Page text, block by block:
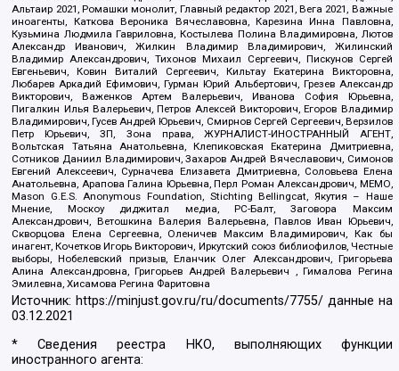
Альтаир 2021, Ромашки монолит, Главный редактор 2021, Вега 2021, Важные
иноагенты, Каткова Вероника Вячеславовна, Карезина Инна Павловна,
Кузьмина Людмила Гавриловна, Костылева Полина Владимировна, Лютов
Александр Иванович, Жилкин Владимир Владимирович, Жилинский
Владимир Александрович, Тихонов Михаил Сергеевич, Пискунов Сергей
Евгеньевич, Ковин Виталий Сергеевич, Кильтау Екатерина Викторовна,
Любарев Аркадий Ефимович, Гурман Юрий Альбертович, Грезев Александр
Викторович, Важенков Артем Валерьевич, Иванова София Юрьевна,
Пигалкин Илья Валерьевич, Петров Алексей Викторович, Егоров Владимир
Владимирович, Гусев Андрей Юрьевич, Смирнов Сергей Сергеевич, Верзилов
Петр Юрьевич, ЗП, Зона права, ЖУРНАЛИСТ-ИНОСТРАННЫЙ АГЕНТ,
Вольтская Татьяна Анатольевна, Клепиковская Екатерина Дмитриевна,
Сотников Даниил Владимирович, Захаров Андрей Вячеславович, Симонов
Евгений Алексеевич, Сурначева Елизавета Дмитриевна, Соловьева Елена
Анатольевна, Арапова Галина Юрьевна, Перл Роман Александрович, МЕМО,
Mason G.E.S. Anonymous Foundation, Stichting Bellingcat, Якутия – Наше
Мнение, Москоу диджитал медиа, РС-Балт, Заговора Максим
Александрович, Ветошкина Валерия Валерьевна, Павлов Иван Юрьевич,
Скворцова Елена Сергеевна, Оленичев Максим Владимирович, Как бы
инагент, Кочетков Игорь Викторович, Иркутский союз библиофилов, Честные
выборы, Нобелевский призыв, Еланчик Олег Александрович, Григорьева
Алина Александровна, Григорьев Андрей Валерьевич , Гималова Регина
Эмилевна, Хисамова Регина Фаритовна
Источник:https://minjust.gov.ru/ru/documents/7755/ данные на
03.12.2021
* Сведения реестра НКО, выполняющих функции
иностранного агента: